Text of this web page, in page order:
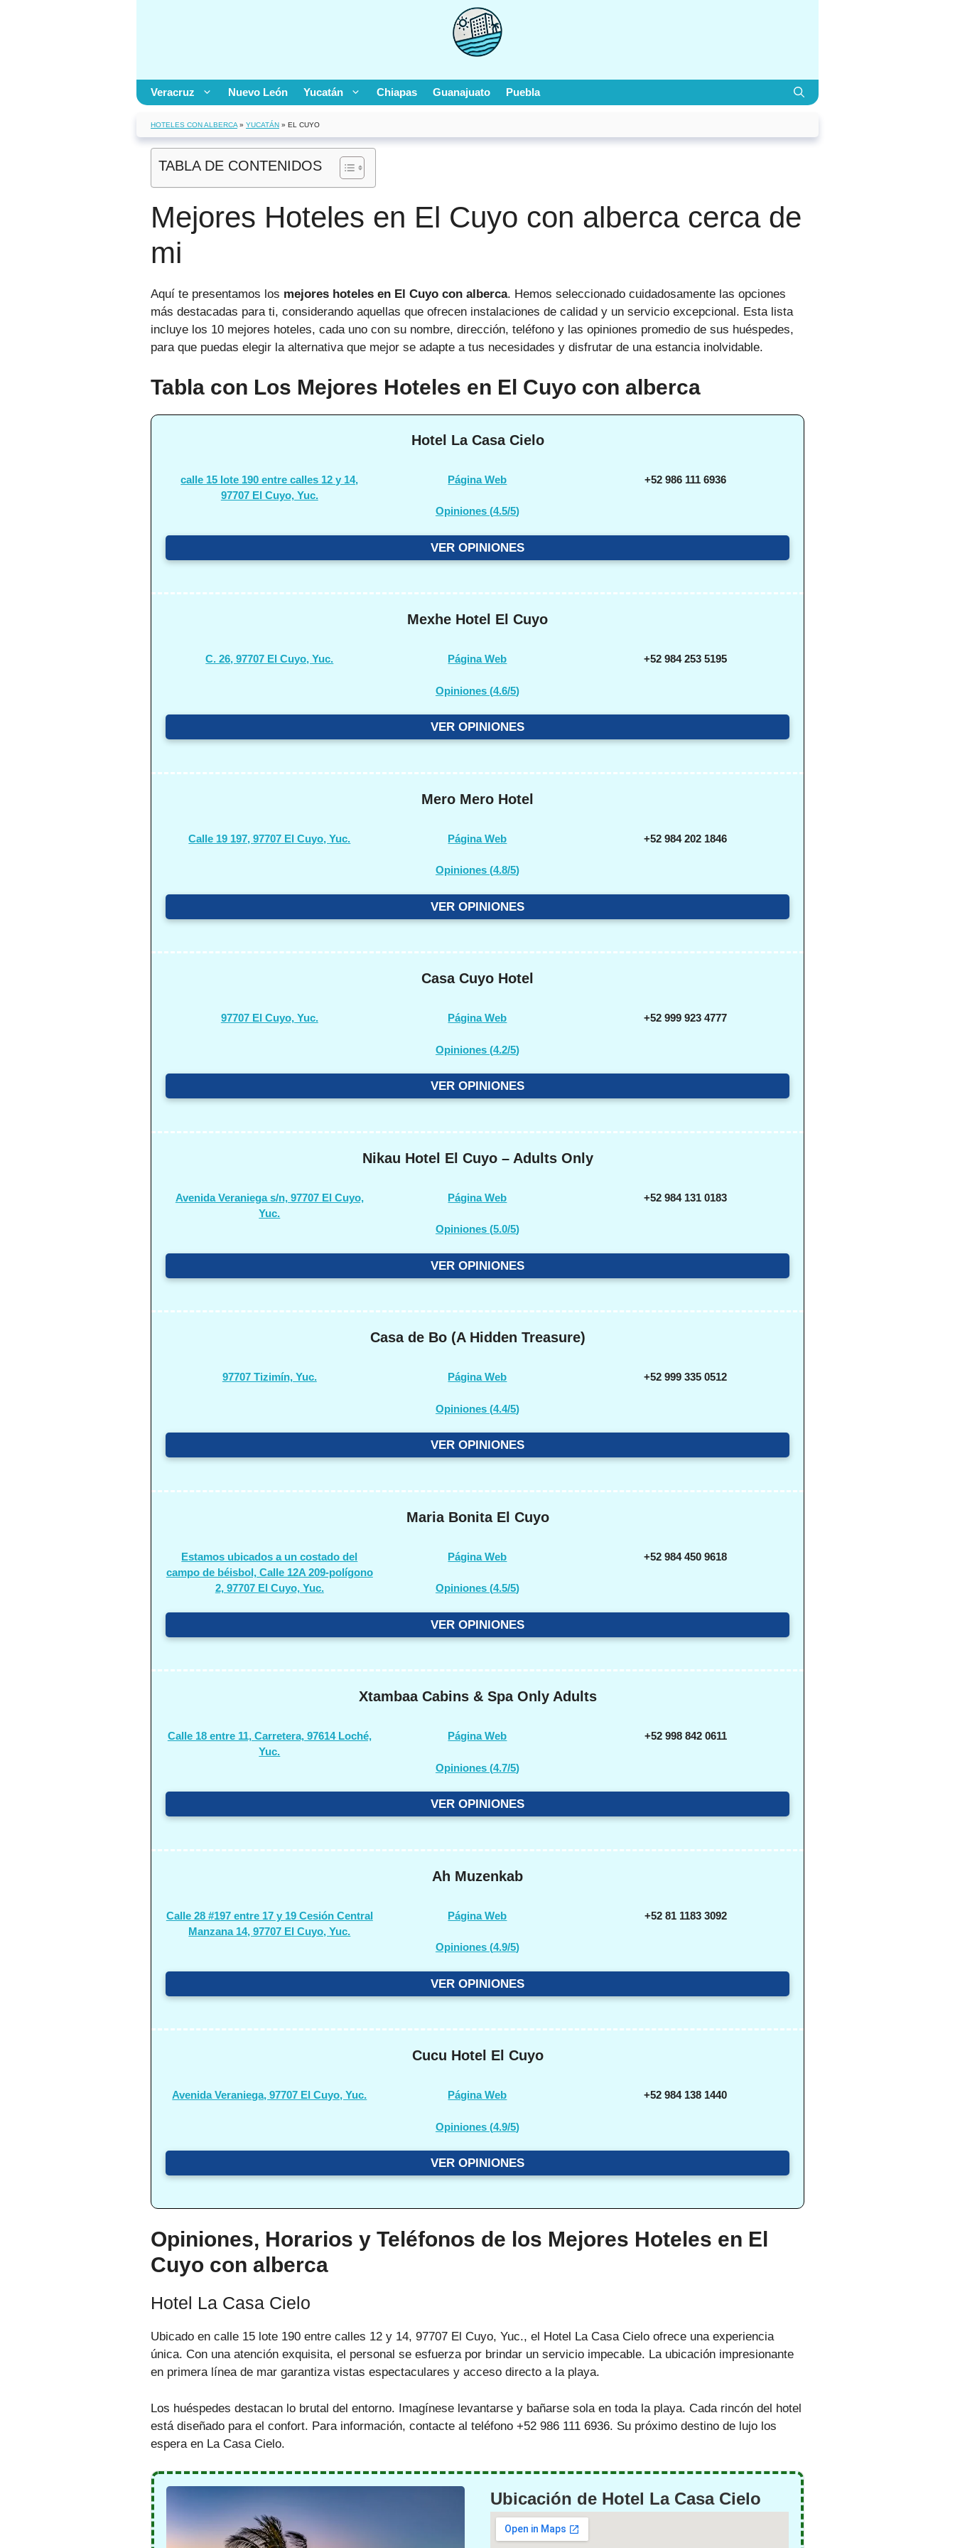
Veracruz Nuevo León Yucatán Chiapas Guanajuato Puebla
HOTELES CON ALBERCA » YUCATÁN » EL CUYO
TABLA DE CONTENIDOS
Mejores Hoteles en El Cuyo con alberca cerca de
mi
Aquí te presentamos los mejores hoteles en El Cuyo con alberca. Hemos seleccionado cuidadosamente las opciones
más destacadas para ti, considerando aquellas que ofrecen instalaciones de calidad y un servicio excepcional. Esta lista
incluye los 10 mejores hoteles, cada uno con su nombre, dirección, teléfono y las opiniones promedio de sus huéspedes,
para que puedas elegir la alternativa que mejor se adapte a tus necesidades y disfrutar de una estancia inolvidable.
Tabla con Los Mejores Hoteles en El Cuyo con alberca
Hotel La Casa Cielo
calle 15 lote 190 entre calles 12 y 14,
97707 El Cuyo, Yuc.
Página Web
Opiniones (4.5/5)
+52 986 111 6936
VER OPINIONES
Mexhe Hotel El Cuyo
C. 26, 97707 El Cuyo, Yuc. Página Web
Opiniones (4.6/5)
+52 984 253 5195
VER OPINIONES
Mero Mero Hotel
Calle 19 197, 97707 El Cuyo, Yuc. Página Web
Opiniones (4.8/5)
+52 984 202 1846
VER OPINIONES
Casa Cuyo Hotel
97707 El Cuyo, Yuc. Página Web
Opiniones (4.2/5)
+52 999 923 4777
VER OPINIONES
Nikau Hotel El Cuyo – Adults Only
Avenida Veraniega s/n, 97707 El Cuyo,
Yuc.
Página Web
Opiniones (5.0/5)
+52 984 131 0183
VER OPINIONES
Casa de Bo (A Hidden Treasure)
97707 Tizimín, Yuc. Página Web
Opiniones (4.4/5)
+52 999 335 0512
VER OPINIONES
Maria Bonita El Cuyo
Estamos ubicados a un costado del
campo de béisbol, Calle 12A 209-polígono
2, 97707 El Cuyo, Yuc.
Página Web
Opiniones (4.5/5)
+52 984 450 9618
VER OPINIONES
Xtambaa Cabins & Spa Only Adults
Calle 18 entre 11, Carretera, 97614 Loché,
Yuc.
Página Web
Opiniones (4.7/5)
+52 998 842 0611
VER OPINIONES
Ah Muzenkab
Calle 28 #197 entre 17 y 19 Cesión Central
Manzana 14, 97707 El Cuyo, Yuc.
Página Web
Opiniones (4.9/5)
+52 81 1183 3092
VER OPINIONES
Cucu Hotel El Cuyo
Avenida Veraniega, 97707 El Cuyo, Yuc. Página Web
Opiniones (4.9/5)
+52 984 138 1440
VER OPINIONES
Opiniones, Horarios y Teléfonos de los Mejores Hoteles en El
Cuyo con alberca
Hotel La Casa Cielo
Ubicado en calle 15 lote 190 entre calles 12 y 14, 97707 El Cuyo, Yuc., el Hotel La Casa Cielo ofrece una experiencia
única. Con una atención exquisita, el personal se esfuerza por brindar un servicio impecable. La ubicación impresionante
en primera línea de mar garantiza vistas espectaculares y acceso directo a la playa.
Los huéspedes destacan lo brutal del entorno. Imagínese levantarse y bañarse sola en toda la playa. Cada rincón del hotel
está diseñado para el confort. Para información, contacte al teléfono +52 986 111 6936. Su próximo destino de lujo los
espera en La Casa Cielo.
Ubicación de Hotel La Casa Cielo